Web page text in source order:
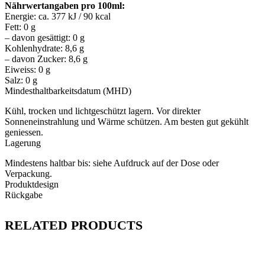
Nährwertangaben pro 100ml:
Energie: ca. 377 kJ / 90 kcal
Fett: 0 g
– davon gesättigt: 0 g
Kohlenhydrate: 8,6 g
– davon Zucker: 8,6 g
Eiweiss: 0 g
Salz: 0 g
Mindesthaltbarkeitsdatum (MHD)
Kühl, trocken und lichtgeschützt lagern. Vor direkter
Sonneneinstrahlung und Wärme schützen. Am besten gut gekühlt
geniessen.
Lagerung
Mindestens haltbar bis: siehe Aufdruck auf der Dose oder
Verpackung.
Produktdesign
Rückgabe
RELATED PRODUCTS